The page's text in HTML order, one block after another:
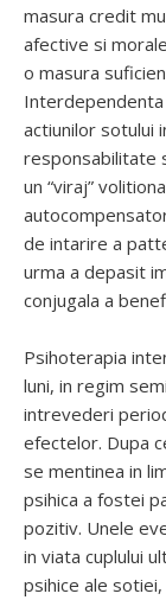
masura credit
afective si
o masura
actiunilor sotului
responsabilitate
un “viraj”
de intarire a
urma a depasit
conjugala a
Psihoterapia
luni, in regim
intrevederi
efectelor. Dupa
se mentinea in
psihica a fostei
pozitiv. Unele
in viata cuplului
psihice ale